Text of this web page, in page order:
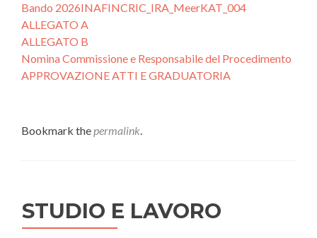
Bando 2026INAFINCRIC_IRA_MeerKAT_004
ALLEGATO A
ALLEGATO B
Nomina Commissione e Responsabile del Procedimento
APPROVAZIONE ATTI E GRADUATORIA
Bookmark thepermalink.
STUDIO E LAVORO